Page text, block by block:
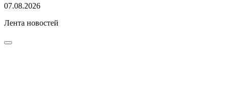
07.08.2026
Лента новостей